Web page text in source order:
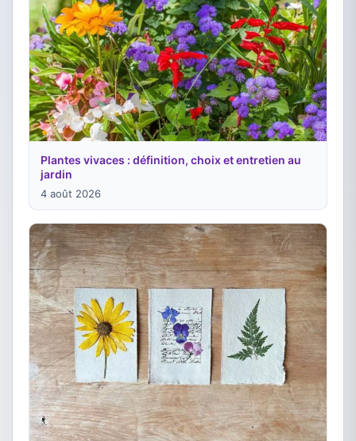
Plantes vivaces : définition, choix et entretien au
jardin
4 août 2026